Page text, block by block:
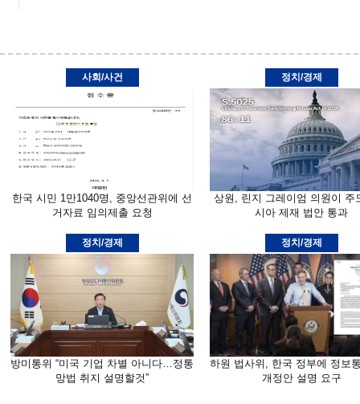
사회/사건
한국 시민 1만1040명, 중앙선관위에 선
거자료 임의제출 요청
정치/경제
상원, 린지 그레이엄 의원이 주
시아 제재 법안 통과
정치/경제
방미통위 “미국 기업 차별 아니다…정통
망법 취지 설명할것”
정치/경제
하원 법사위, 한국 정부에 정보
개정안 설명 요구